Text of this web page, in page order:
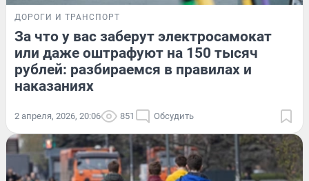
ДОРОГИ И ТРАНСПОРТ
За что у вас заберут электросамокат
или даже оштрафуют на 150 тысяч
рублей: разбираемся в правилах и
наказаниях
2 апреля, 2026, 20:06 851 Обсудить